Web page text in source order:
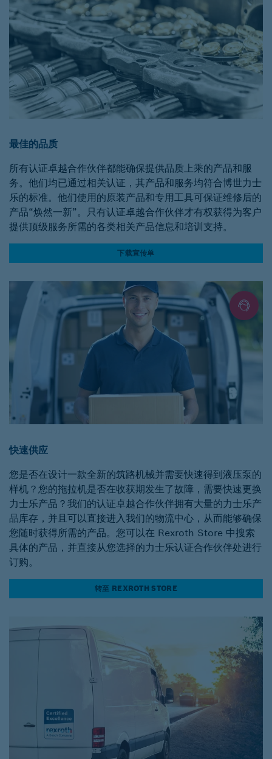
最佳的品质
所有认证卓越合作伙伴都能确保提供品质上乘的产品和服
务。他们均已通过相关认证，其产品和服务均符合博世力士
乐的标准。他们使用的原装产品和专用工具可保证维修后的
产品“焕然一新”。只有认证卓越合作伙伴才有权获得为客户
提供顶级服务所需的各类相关产品信息和培训支持。
下载宣传单
快速供应
您是否在设计一款全新的筑路机械并需要快速得到液压泵的
样机？您的拖拉机是否在收获期发生了故障，需要快速更换
力士乐产品？我们的认证卓越合作伙伴拥有大量的力士乐产
品库存，并且可以直接进入我们的物流中心，从而能够确保
您随时获得所需的产品。您可以在 Rexroth Store 中搜索
具体的产品，并直接从您选择的力士乐认证合作伙伴处进行
订购。
转至 REXROTH STORE